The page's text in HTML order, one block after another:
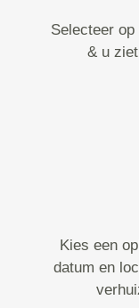
Selecteer
& u
Kies een
datum en